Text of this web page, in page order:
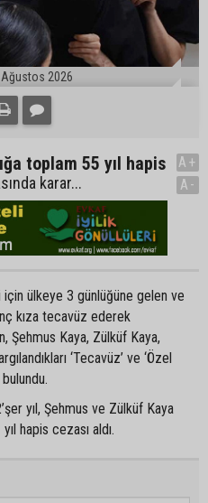
2026
toplam 55 yıl hapis
karar...
A+
A-
için ülkeye 3 günlüğüne gelen ve
kıza tecavüz ederek
Şehmus Kaya, Zülküf Kaya,
‘Tecavüz’ ve ‘Özel
yıl, Şehmus ve Zülküf Kaya
hapis cezası aldı.